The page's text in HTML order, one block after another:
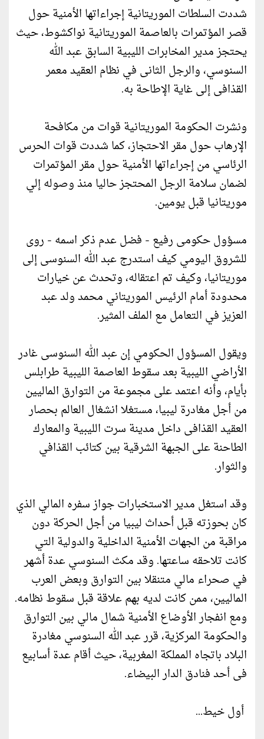
شددت السلطات الموريتانية إجراءاتها الأمنية حول
قصر المؤتمرات بالعاصمة الموريتانية نواكشوط، حيث
يحتجز مدير المخابرات الليبية السابق عبد الله
السنوسي، والرجل الثانى في نظام العقيد معمر
القذافى إلى غاية الإطاحة به.
ونشرت الحكومة الموريتانية قوات من مكافحة
الإرهاب حول مقر الاحتجاز، كما شددت قوات الحرس
الرئاسي من إجراءاتها الأمنية حول مقر المؤتمرات
لضمان سلامة الرجل المحتجز حاليا منذ وصوله إلي
موريتانيا قبل يومين.
مسؤول حكومى رفيع - فضل عدم ذكر اسمه - روى
للشروق اليومي كيف استدرج عبد الله السنوسى إلى
موريتانيا، وكيف تم اعتقاله، وتحدث عن خيارات
محدودة أمام الرئيس الموريتاني محمد ولد عبد
العزيز في التعامل مع الملف المثير.
ويقول المسؤول الحكومي إن عبد الله السنوسى غادر
الأراضي الليبية بعد سقوط العاصمة الليبية طرابلس
بأيام، وأنه اعتمد على مجموعة من التوارق الماليين
من أجل مغادرة ليبيا، مستغلا انشغال العالم بحصار
العقيد القذافى داخل مدينة سرت الليبية والمعارك
الطاحنة على الجبهة الشرقية بين كتائب القذافي
والثوار.
وقد استغل مدير الاستخبارات جواز سفره المالي الذي
كان بحوزته قبل أحداث ليبيا من أجل الحركة دون
مراقبة من الجهات الأمنية الداخلية والدولية التي
كانت تلاحقه ساعتها. وقد مكث السنوسي عدة أشهر
في صحراء مالي متنقلا بين التوارق وبعض العرب
الماليين، ممن كانت لديه بهم علاقة قبل سقوط نظامه.
ومع انفجار الأوضاع الأمنية شمال مالي بين التوارق
والحكومة المركزية، قرر عبد الله السنوسي مغادرة
البلاد باتجاه المملكة المغربية، حيث أقام عدة أسابيع
فى أحد فنادق الدار البيضاء.
أول خيط...